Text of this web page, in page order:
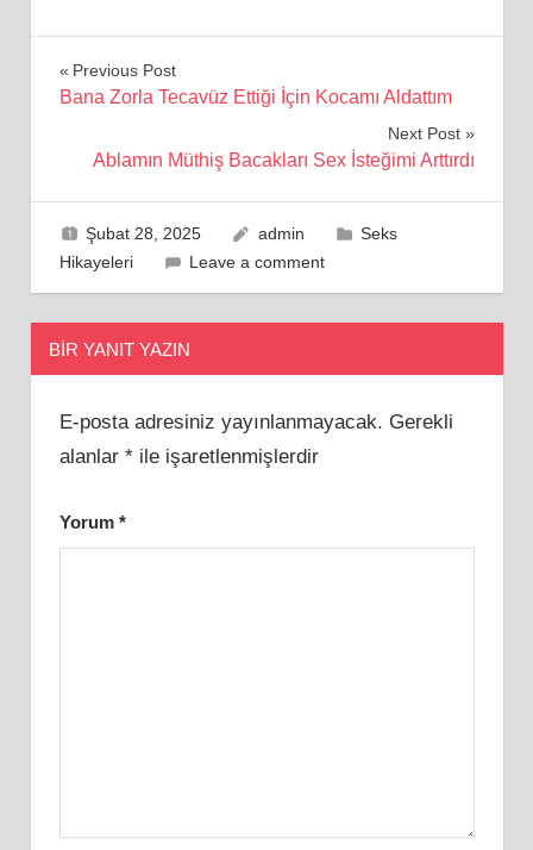
Yazı
Previous Post
Bana Zorla Tecavüz Ettiği İçin Kocamı Aldattım
Next Post
Ablamın Müthiş Bacakları Sex İsteğimi Arttırdı
Şubat 28, 2025 admin
Seks
Hikayeleri
Leave a comment
BIR YANIT YAZIN
E-posta adresiniz yayınlanmayacak. Gerekli
alanlar *ile işaretlenmişlerdir
Yorum *